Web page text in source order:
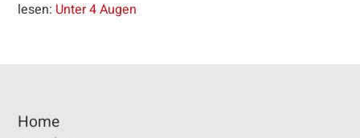
lesen: Unter 4 Augen
Home